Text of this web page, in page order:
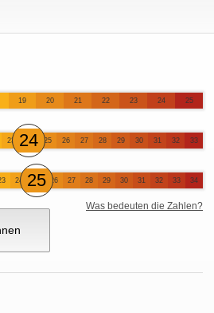
19 20 21 22 23 24 25
23 24 25 26 27 28 29 30 31 32 33
24 25 26 27 28 29 30 31 32 33 34
Was bedeuten die Zahlen?